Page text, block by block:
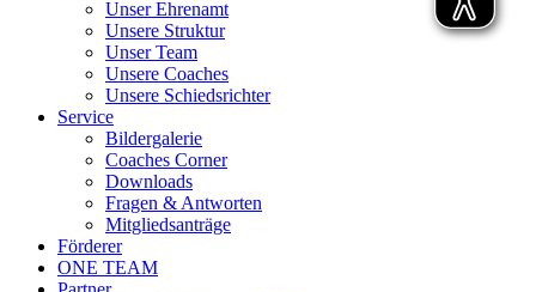
Unser Ehrenamt
Unsere Struktur
Unser Team
Unsere Coaches
Unsere Schiedsrichter
Service
Bildergalerie
Coaches Corner
Downloads
Fragen & Antworten
Mitgliedsanträge
Förderer
ONE TEAM